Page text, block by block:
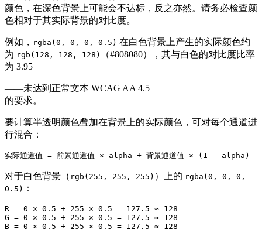
颜色，在深色背景上可能会不达标，反之亦然。请务必检查颜
色相对于其实际背景的对比度。
例如， rgba(0, 0, 0, 0.5) 在白色背景上产生的实际颜色约
为 rgb(128, 128, 128)
（#808080），其与白色的对比度比率
为 3.95
——未达到正常文本 WCAG AA 4.5
的要求。
要计算半透明颜色叠加在背景上的实际颜色，可对每个通道进
行混合：
对于白色背景（ rgb(255, 255, 255) ）上的 rgba(0, 0, 0,
0.5)
：
R = 0 × 0.5 + 255 × 0.5 = 127.5 ≈ 128
G = 0 × 0.5 + 255 × 0.5 = 127.5 ≈ 128